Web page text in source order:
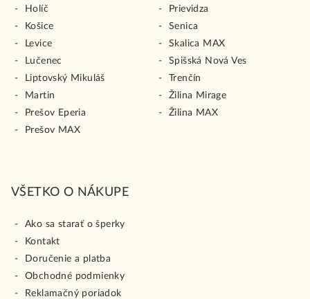
Holíč
Košice
Levice
Lučenec
Liptovský Mikuláš
Martin
Prešov Eperia
Prešov MAX
Prievidza
Senica
Skalica MAX
Spišská Nová Ves
Trenčín
Žilina Mirage
Žilina MAX
VŠETKO O NÁKUPE
Ako sa starať o šperky
Kontakt
Doručenie a platba
Obchodné podmienky
Reklamačný poriadok